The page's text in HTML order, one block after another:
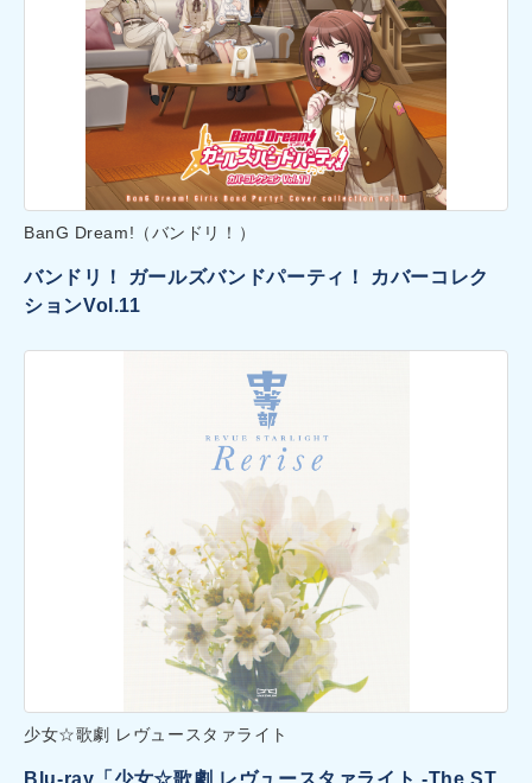
BanG Dream!（バンドリ！）
バンドリ！ ガールズバンドパーティ！ カバーコレク
ションVol.11
少女☆歌劇 レヴュースタァライト
Blu-ray「少女☆歌劇 レヴュースタァライト -The ST